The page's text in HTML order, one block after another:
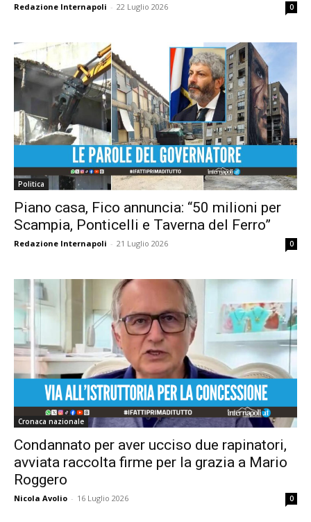
Redazione Internapoli - 22 Luglio 2026 0
Politica
Piano casa, Fico annuncia: “50 milioni per
Scampia, Ponticelli e Taverna del Ferro”
Redazione Internapoli - 21 Luglio 2026 0
Cronaca nazionale
Condannato per aver ucciso due rapinatori,
avviata raccolta firme per la grazia a Mario
Roggero
Nicola Avolio - 16 Luglio 2026 0